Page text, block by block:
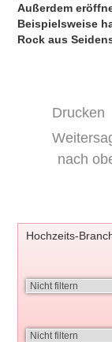
Außerdem
Beispielsweise
Rock aus
Drucken
nach
Hochzeits-